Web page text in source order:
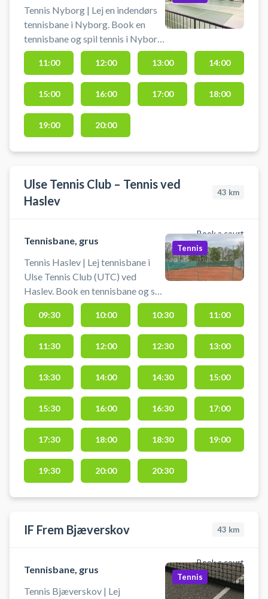
Tennis Nyborg | Lej en indendørs
tennisbane i Nyborg. Book en
tennisbane og spil tennis i Nyborg
på en af de indendørs tennisbaner i
Idrætscenter Nyborgs tennishal.
Du skal selv medbringe ketchere
og bolde.
11:00 12:00 13:00 14:00
15:00 16:00 17:00 18:00
19:00 20:00
Ulse Tennis Club – Tennis ved
Haslev
43 km
Book a court
Tennisbane, grus
Tennis Haslev | Lej tennisbane i
Ulse Tennis Club (UTC) ved
Haslev. Book en tennisbane og spil
tennis i Usle på en af de to
grusbaner beliggende i den lille
tennisklub i byen Ulse midt
mellem Dalby, Haslev, Faxe og
Rønnede. Tennisbanen er en
grusbane, som er åben i
sommersæsonen. Det er muligt at
låne udstyr som ketcher og brugte
bolde.
Tennis
09:30 10:00 10:30 11:00
11:30 12:00 12:30 13:00
13:30 14:00 14:30 15:00
15:30 16:00 16:30 17:00
17:30 18:00 18:30 19:00
19:30 20:00 20:30
IF Frem Bjæverskov 43 km
Book a court
Tennisbane, grus
Tennis Bjæverskov | Lej
Tennis